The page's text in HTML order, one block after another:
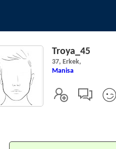
Troya_45
37, Erkek,
Manisa